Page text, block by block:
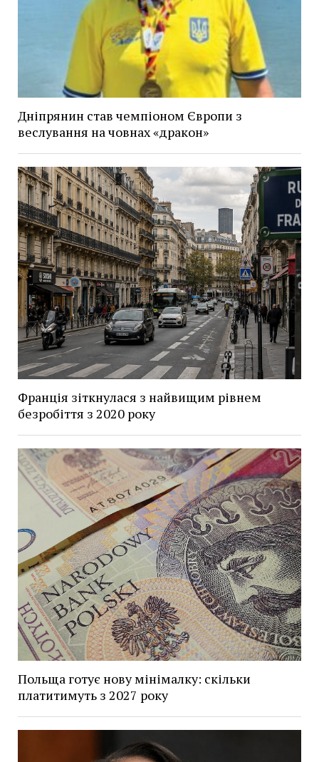
Дніпрянин став чемпіоном Європи з
веслування на човнах «дракон»
Франція зіткнулася з найвищим рівнем
безробіття з 2020 року
Польща готує нову мінімалку: скільки
платитимуть з 2027 року